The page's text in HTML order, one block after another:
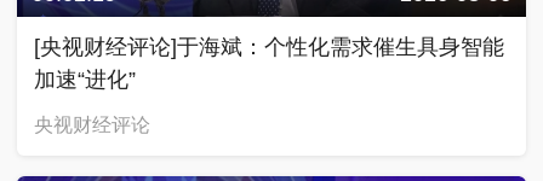
[央视财经评论]于海斌：个性化需求催生具身智能
加速“进化”
央视财经评论